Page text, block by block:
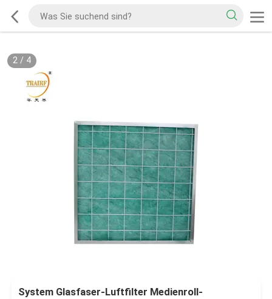
2/ 4
System Glasfaser-Luftfilter Medienroll-